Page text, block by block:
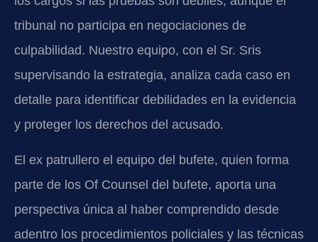
tribunal no participa en negociaciones de
culpabilidad. Nuestro equipo, con el Sr. Sris
supervisando la estrategia, analiza cada caso en
detalle para identificar debilidades en la evidencia
y proteger los derechos del acusado.
El ex patrullero el equipo del bufete, quien forma
parte de los Of Counsel del bufete, aporta una
perspectiva única al haber comprendido desde
adentro los procedimientos policiales y las técnicas